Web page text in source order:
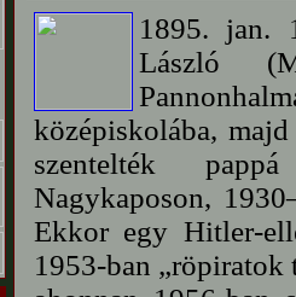
1895. jan.
László
középiskolába,
szentelték
Nagykaposon,
Ekkor egy Hitler-
1953-ban „röpiratok